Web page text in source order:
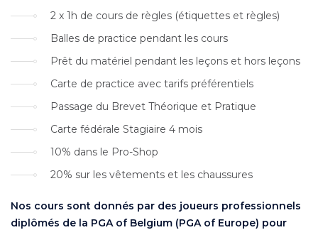
2 x 1h de cours de règles (étiquettes et règles)
Balles de practice pendant les cours
Prêt du matériel pendant les leçons et hors leçons
Carte de practice avec tarifs préférentiels
Passage du Brevet Théorique et Pratique
Carte fédérale Stagiaire 4 mois
10% dans le Pro-Shop
20% sur les vêtements et les chaussures
Nos cours sont donnés par des joueurs professionnels
diplômés de la PGA of Belgium (PGA of Europe) pour